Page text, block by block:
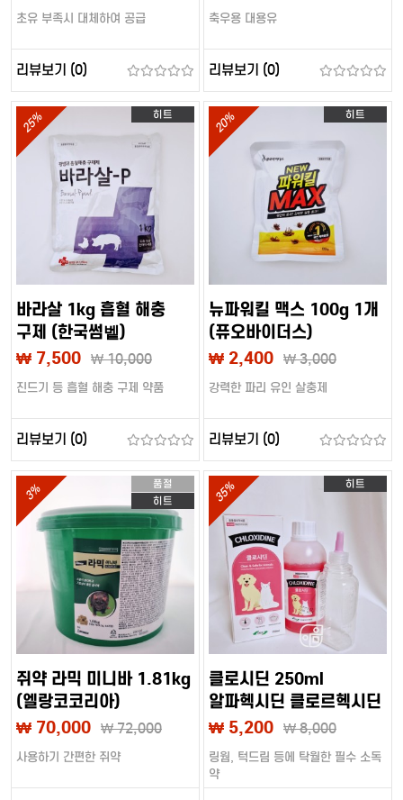
초유 부족시 대체하여 공급
리뷰보기 (0)
축우용 대용유
리뷰보기 (0)
히트
25%
바라살 1kg 흡혈 해충
구제 (한국썸벹)
₩ 7,500 ₩10,000
진드기 등 흡혈 해충 구제 약품
리뷰보기 (0)
히트
20%
뉴파워킬 맥스 100g 1개
(퓨오바이더스)
₩ 2,400 ₩3,000
강력한 파리 유인 살충제
리뷰보기 (0)
품절
히트
3%
쥐약 라믹 미니바 1.81kg
(엘랑코코리아)
₩ 70,000 ₩72,000
사용하기 간편한 쥐약
히트
35%
클로시딘 250ml
알파헥시딘 클로르헥시딘
(이화팜텍)
₩ 5,200 ₩8,000
링웜, 턱드림 등에 탁월한 필수 소독
약